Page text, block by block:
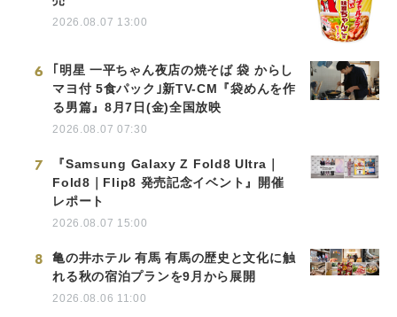
2026.08.07 13:00
6
｢明星 一平ちゃん夜店の焼そば 袋 からし
マヨ付 5食パック｣新TV-CM『袋めんを作
る男篇』8月7日(金)全国放映
2026.08.07 07:30
7
『Samsung Galaxy Z Fold8 Ultra｜
Fold8｜Flip8 発売記念イベント』開催
レポート
2026.08.07 15:00
8
亀の井ホテル 有馬 有馬の歴史と文化に触
れる秋の宿泊プランを9月から展開
2026.08.06 11:00